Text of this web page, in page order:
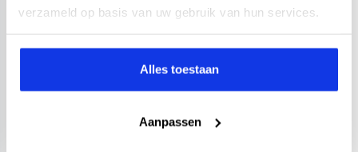
verzameld op basis van uw gebruik van hun services.
Alles toestaan
Aanpassen